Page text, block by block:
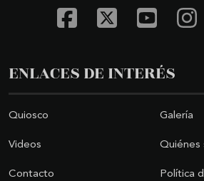
ENLACES DE INTERÉS
Quiosco Galería
Videos Quiénes
Contacto Política